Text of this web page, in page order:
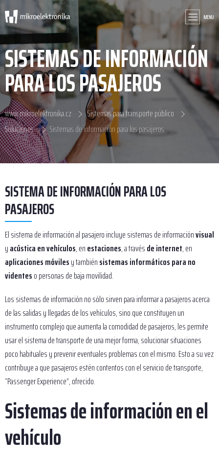
MENU
SISTEMAS DE INFORMACIÓN
PARA LOS PASAJEROS
www.mikroelektronika.cz
Sistemas para transporte público
Soluciones
Sistemas de información para los pasajeros
SISTEMA DE INFORMACIÓN PARA LOS
PASAJEROS
El sistema de información al pasajero incluye sistemas de informaciónvisual
yacústica en vehículos, enestaciones, a travésde internet, en
aplicaciones móvilesy tambiénsistemas informáticos para no
videnteso personas de baja movilidad.
Los sistemas de información no sólo sirven para informar a pasajeros acerca
de las salidas y llegadas de los vehículos, sino que constituyen un
instrumento complejo que aumenta la comodidad de pasajeros, les permite
usar el sistema de transporte de una mejor forma, solucionar situaciones
poco habituales y prevenir eventuales problemas con el mismo. Esto a su vez
contribuye a que pasajeros estén contentos con el servicio de transporte,
“Passenger Experience”, ofrecido.
Sistemas de información en el
vehículo